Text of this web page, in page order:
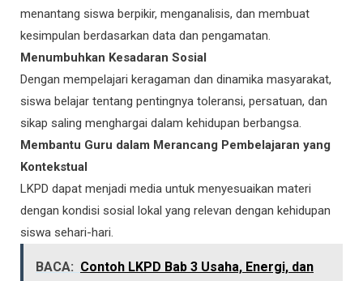
menantang siswa berpikir, menganalisis, dan membuat
kesimpulan berdasarkan data dan pengamatan.
Menumbuhkan Kesadaran Sosial
Dengan mempelajari keragaman dan dinamika masyarakat,
siswa belajar tentang pentingnya toleransi, persatuan, dan
sikap saling menghargai dalam kehidupan berbangsa.
Membantu Guru dalam Merancang Pembelajaran yang
Kontekstual
LKPD dapat menjadi media untuk menyesuaikan materi
dengan kondisi sosial lokal yang relevan dengan kehidupan
siswa sehari-hari.
BACA: Contoh LKPD Bab 3 Usaha, Energi, dan